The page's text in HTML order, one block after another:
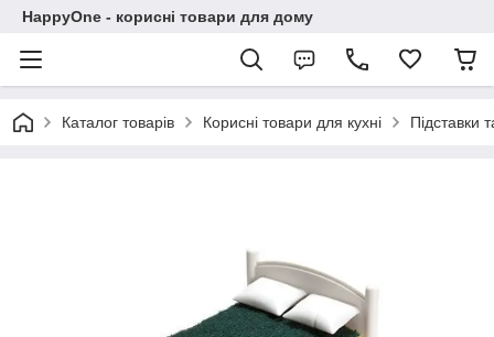
HappyOne - корисні товари для дому
Каталог товарів Корисні товари для кухні Підставки